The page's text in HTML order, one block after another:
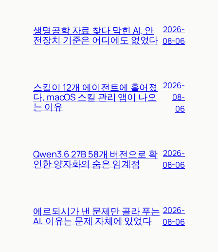
생명공학 자료 찾다 막힌 AI, 안
전장치 기준은 어디에도 없었다
2026-
08-06
스킬이 12개 에이전트에 흩어졌
다, macOS 스킬 관리 앱이 나오
는 이유
2026-
08-
06
Qwen3.6 27B 58개 버전으로 확
인한 양자화의 숨은 임계점
2026-
08-06
에르되시가 낸 문제만 골라 푸는
AI, 이유는 문제 자체에 있었다
2026-
08-06